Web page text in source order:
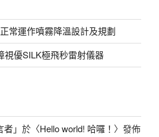
常運作噴霧降溫設計及規劃
視優SILK極飛秒雷射儀器
者」於〈Hello world! 哈囉！ 〉發佈